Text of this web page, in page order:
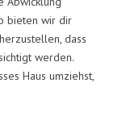
bieten wir dir
dass
werden.
Haus umziehst,